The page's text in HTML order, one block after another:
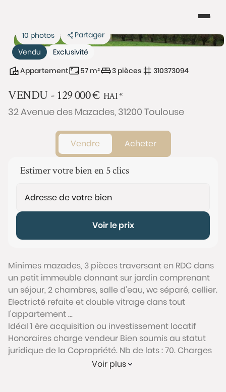
Vendu Exclusivité
10 photos Partager
Appartement 57 m² 3 pièces 310373094
VENDU -129 000€ HAI*
32 Avenue des Mazades, 31200 Toulouse
Vendre Acheter
Estimer votre bien en 5 clics
Voir le prix
Minimes mazades, 3 pièces traversant en RDC dans
un petit immeuble donnant sur jardin comprenant
un séjour, 2 chambres, salle d'eau, wc séparé, cellier.
Electricté refaite et double vitrage dans tout
l'appartement ...
Idéal 1 ère acquisition ou investissement locatif
Honoraires charge vendeur Bien soumis au statut
juridique de la Copropriété. Nb de lots : 70. Charges
annuelles de copropriété (Montant moyen annuel
Voir plus